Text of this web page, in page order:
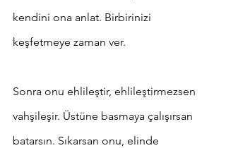
kendini ona anlat. Birbirinizi
keşfetmeye zaman ver.
Sonra onu ehlileştir, ehlileştirmezsen
vahşileşir. Üstüne basmaya çalışırsan
batarsın. Sıkarsan onu, elinde